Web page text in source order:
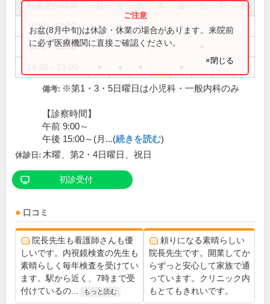
祝
8:30～12:00 ● ● ● ● ●
8:30～12:30
お盆(8月中旬)は休診・休業の場合があります。来院前
に必ず医療機関に直接ご確認ください。
×閉じる
備考: ※第1・3・5日曜日は小児科・一般内科のみ
【診察時間】
午前 9:00～
午後 15:00～(月...(続きを読む)
休診日: 木曜、第2・4日曜日、祝日
初診受付
口コミ
院長先生も看護師さんも優
しいです。内視鏡検査の先生も
素晴らしく毎年検査を受けてい
ます。駅から近く、7時まで受
付けているの...
もっと読む
頼りになる素晴らしい
院長先生です。開業してか
らずっと安心して家族で通
っています。クリニック内
もとてもきれいです。